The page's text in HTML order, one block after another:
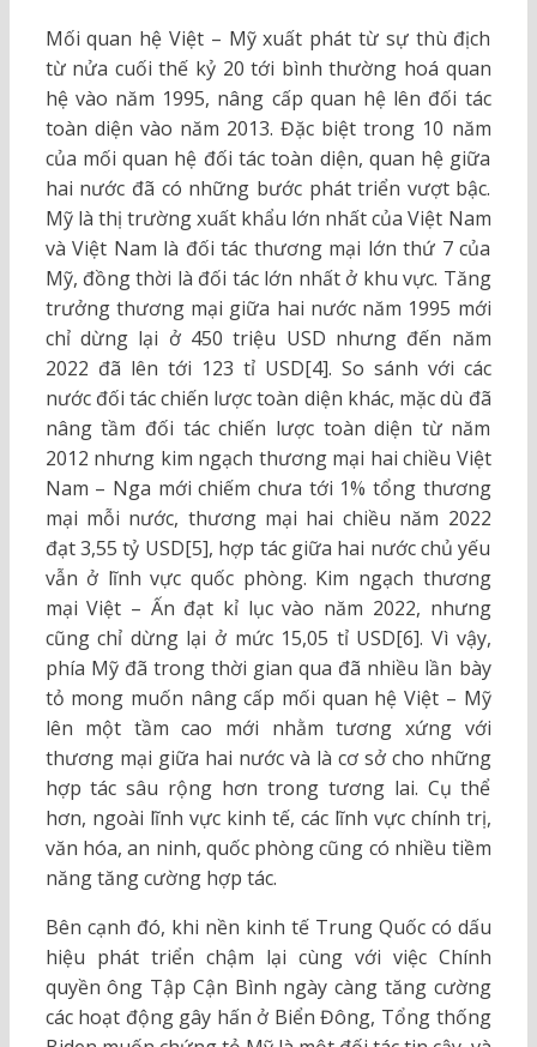
Mối quan hệ Việt – Mỹ xuất phát từ sự thù địch
từ nửa cuối thế kỷ 20 tới bình thường hoá quan
hệ vào năm 1995, nâng cấp quan hệ lên đối tác
toàn diện vào năm 2013. Đặc biệt trong 10 năm
của mối quan hệ đối tác toàn diện, quan hệ giữa
hai nước đã có những bước phát triển vượt bậc.
Mỹ là thị trường xuất khẩu lớn nhất của Việt Nam
và Việt Nam là đối tác thương mại lớn thứ 7 của
Mỹ, đồng thời là đối tác lớn nhất ở khu vực. Tăng
trưởng thương mại giữa hai nước năm 1995 mới
chỉ dừng lại ở 450 triệu USD nhưng đến năm
2022 đã lên tới 123 tỉ USD[4]. So sánh với các
nước đối tác chiến lược toàn diện khác, mặc dù đã
nâng tầm đối tác chiến lược toàn diện từ năm
2012 nhưng kim ngạch thương mại hai chiều Việt
Nam – Nga mới chiếm chưa tới 1% tổng thương
mại mỗi nước, thương mại hai chiều năm 2022
đạt 3,55 tỷ USD[5], hợp tác giữa hai nước chủ yếu
vẫn ở lĩnh vực quốc phòng. Kim ngạch thương
mại Việt – Ấn đạt kỉ lục vào năm 2022, nhưng
cũng chỉ dừng lại ở mức 15,05 tỉ USD[6]. Vì vậy,
phía Mỹ đã trong thời gian qua đã nhiều lần bày
tỏ mong muốn nâng cấp mối quan hệ Việt – Mỹ
lên một tầm cao mới nhằm tương xứng với
thương mại giữa hai nước và là cơ sở cho những
hợp tác sâu rộng hơn trong tương lai. Cụ thể
hơn, ngoài lĩnh vực kinh tế, các lĩnh vực chính trị,
văn hóa, an ninh, quốc phòng cũng có nhiều tiềm
năng tăng cường hợp tác.
Bên cạnh đó, khi nền kinh tế Trung Quốc có dấu
hiệu phát triển chậm lại cùng với việc Chính
quyền ông Tập Cận Bình ngày càng tăng cường
các hoạt động gây hấn ở Biển Đông, Tổng thống